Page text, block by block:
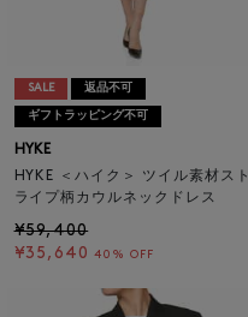
SALE 返品不可
ギフトラッピング不可
HYKE
HYKE ＜ハイク＞ ツイル素材スト
ライプ柄カウルネックドレス
¥59,400
¥35,640 40% OFF